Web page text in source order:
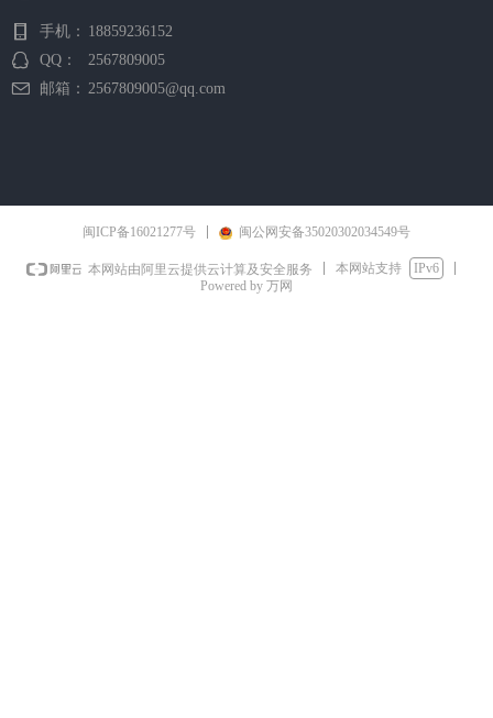
手机： 18859236152
QQ：
2567809005
邮箱： 2567809005@qq.com
闽ICP备16021277号 闽公网安备35020302034549号
本网站由阿里云提供云计算及安全服务 本网站支持
IPv6
Powered by 万网